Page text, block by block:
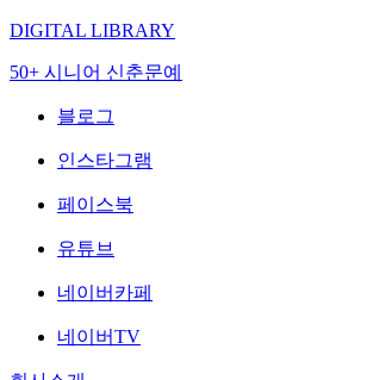
DIGITAL LIBRARY
50+ 시니어 신춘문예
블로그
인스타그램
페이스북
유튜브
네이버카페
네이버TV